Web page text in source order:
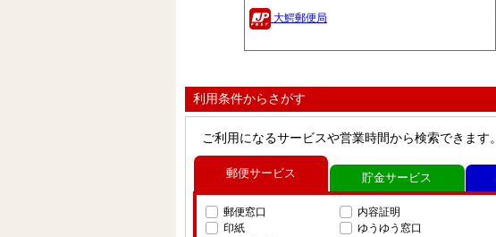
大鰐郵便局
利用条件からさがす
ご利用になるサービスや営業時間から検索できます。
郵便サービス
郵便窓口
印紙
内容証明
ゆうゆう窓口
貯金サービス